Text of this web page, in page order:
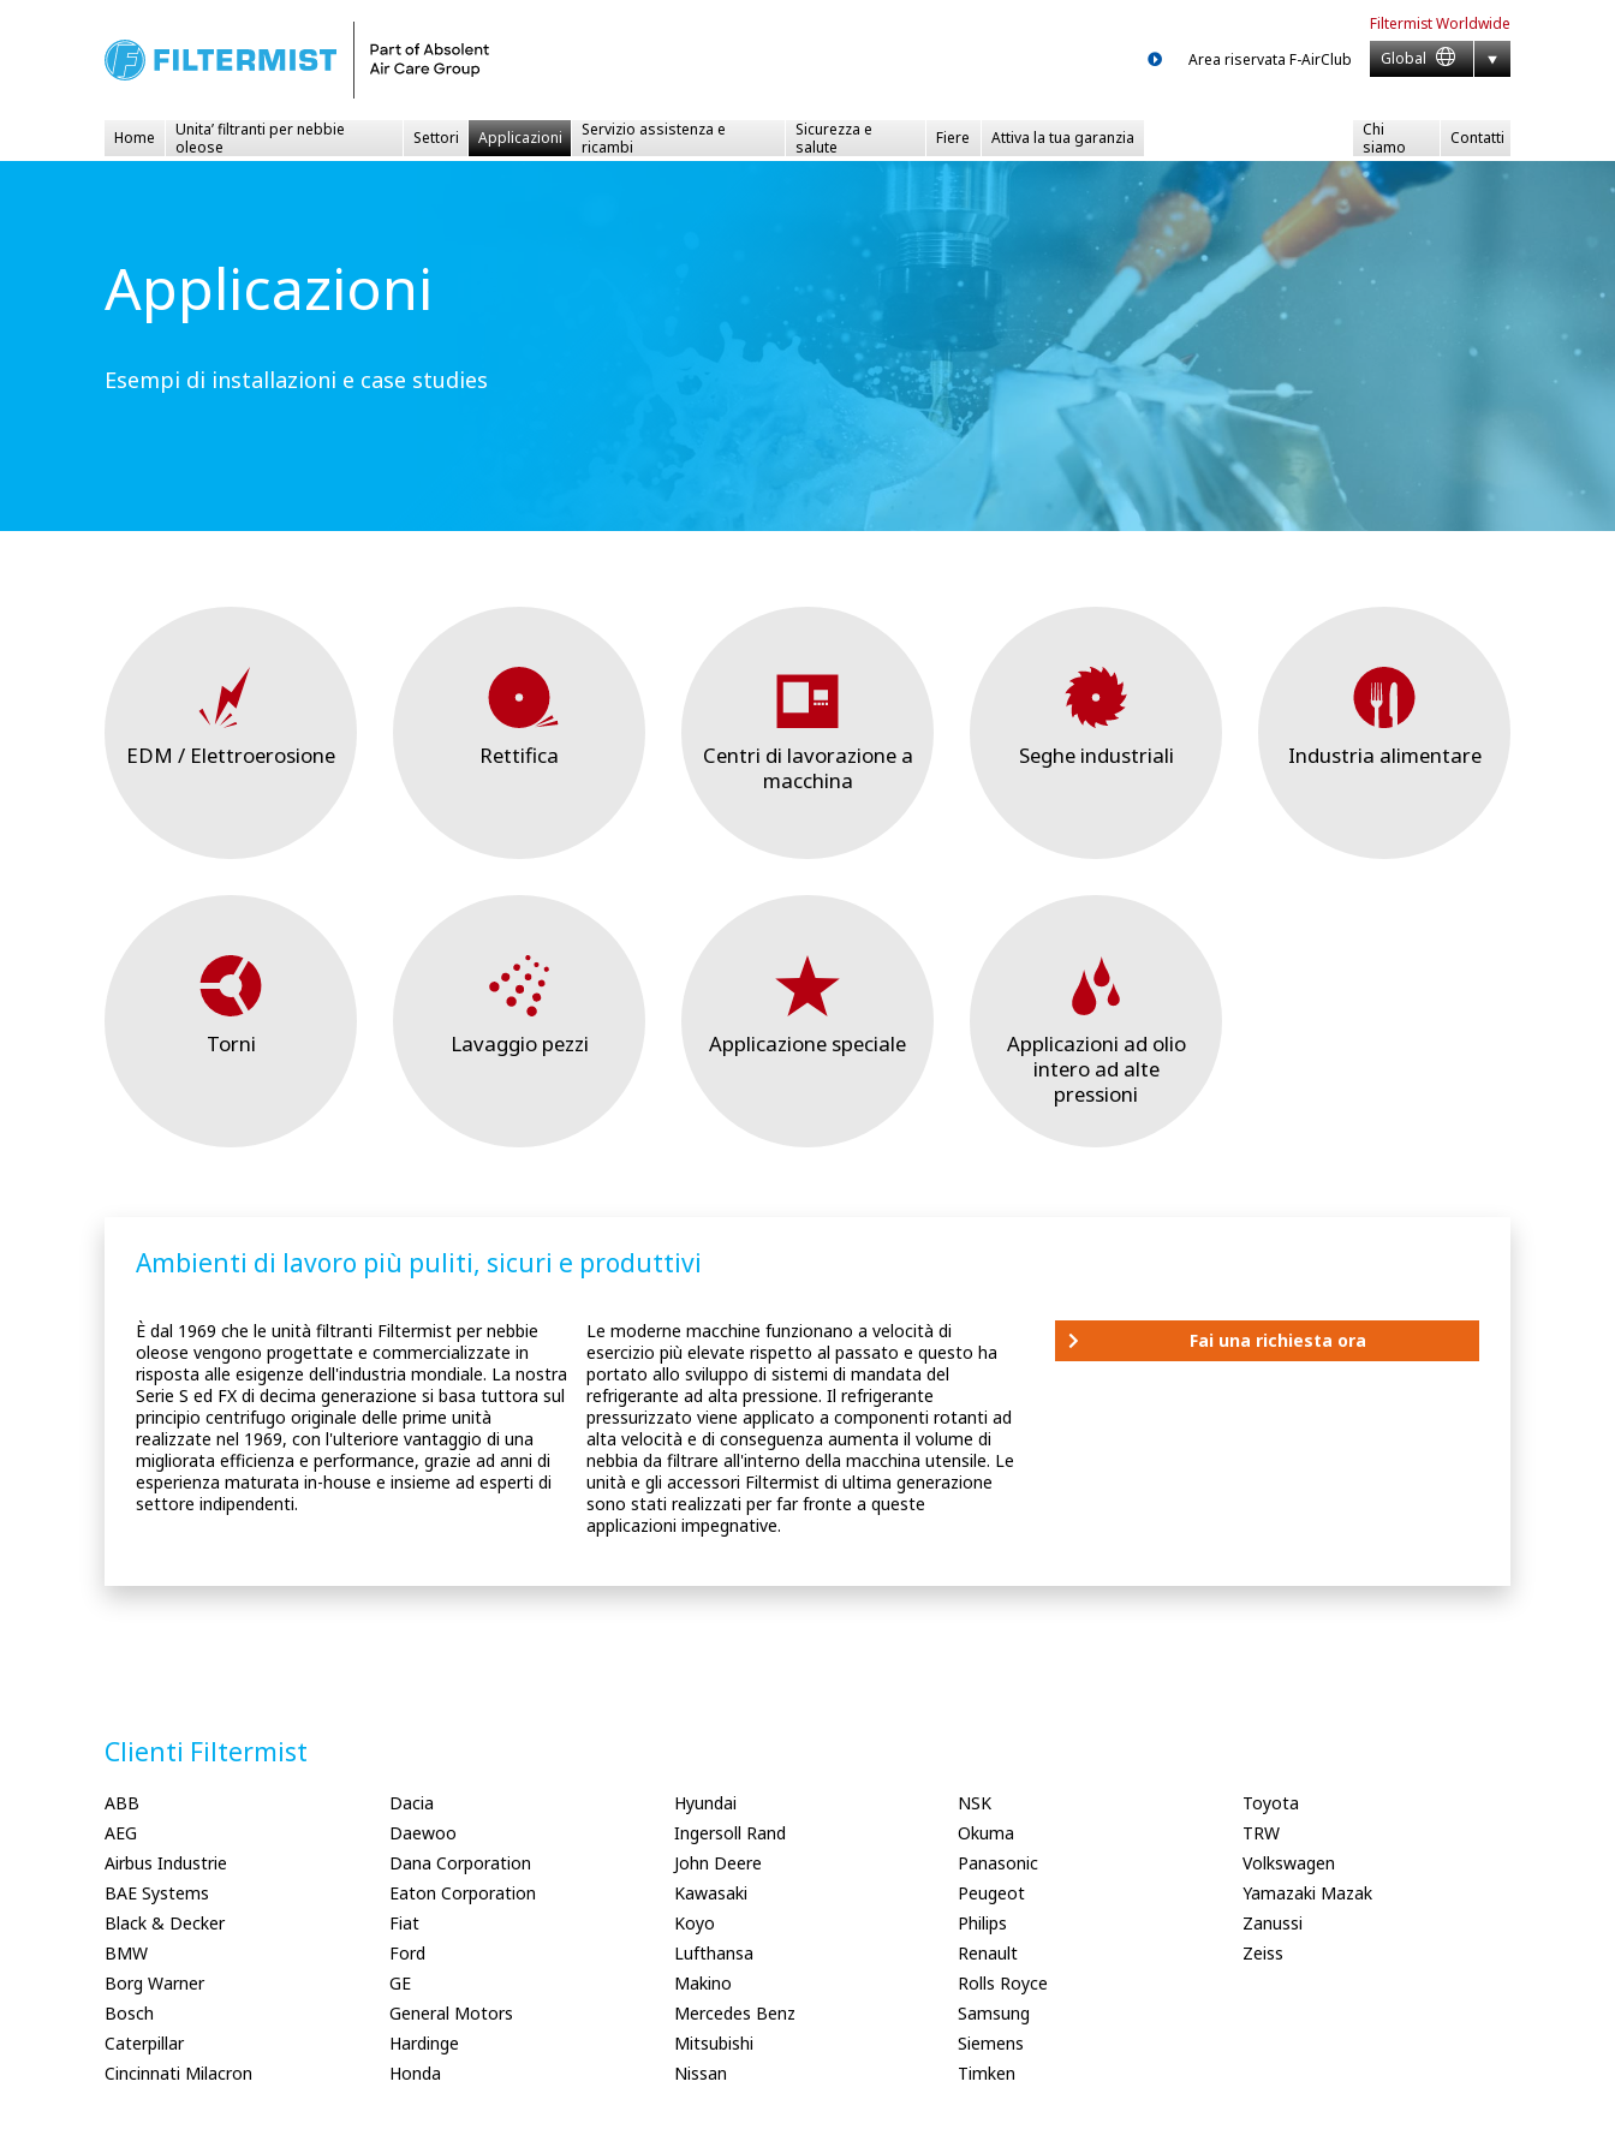
Area riservata F-AirClub
FiltermistWorldwide
Global
Home
Unita’ filtranti per nebbie
oleose
Settori Applicazioni
Servizio assistenza e
ricambi
Sicurezza e
salute
Fiere Attiva la tua garanzia
Chi
siamo
Contatti
Applicazioni
Esempi di installazioni e case studies
EDM / Elettroerosione Rettifica
Centri di lavorazione a
macchina
Seghe industriali Industria alimentare
Torni Lavaggio pezzi Applicazione speciale
Applicazioni ad olio
intero ad alte
pressioni
Ambienti di lavoro più puliti, sicuri e produttivi
È dal 1969 che le unità filtranti Filtermist per nebbie
oleose vengono progettate e commercializzate in
risposta alle esigenze dell'industria mondiale. La nostra
Serie S ed FX di decima generazione si basa tuttora sul
principio centrifugo originale delle prime unità
realizzate nel 1969, con l'ulteriore vantaggio di una
migliorata efficienza e performance, grazie ad anni di
esperienza maturata in-house e insieme ad esperti di
settore indipendenti.
Le moderne macchine funzionano a velocità di
esercizio più elevate rispetto al passato e questo ha
portato allo sviluppo di sistemi di mandata del
refrigerante ad alta pressione. Il refrigerante
pressurizzato viene applicato a componenti rotanti ad
alta velocità e di conseguenza aumenta il volume di
nebbia da filtrare all'interno della macchina utensile. Le
unità e gli accessori Filtermist di ultima generazione
sono stati realizzati per far fronte a queste
applicazioni impegnative.
Fai una richiesta ora
Clienti Filtermist
ABB
AEG
Airbus Industrie
BAE Systems
Black & Decker
BMW
Borg Warner
Bosch
Caterpillar
Cincinnati Milacron
Dacia
Daewoo
Dana Corporation
Eaton Corporation
Fiat
Ford
GE
General Motors
Hardinge
Honda
Hyundai
Ingersoll Rand
John Deere
Kawasaki
Koyo
Lufthansa
Makino
Mercedes Benz
Mitsubishi
Nissan
NSK
Okuma
Panasonic
Peugeot
Philips
Renault
Rolls Royce
Samsung
Siemens
Timken
Toyota
TRW
Volkswagen
Yamazaki Mazak
Zanussi
Zeiss